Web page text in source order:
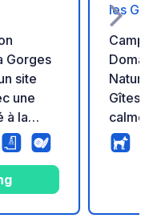
Gorges
site
une
à la
nature
les
Natura
Gîtes
calme
cars.